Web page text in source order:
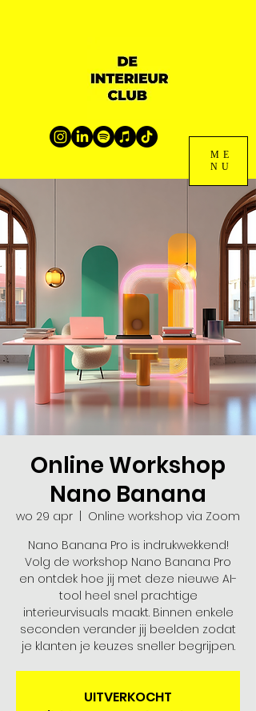
ME
NU
Online Workshop
Nano Banana
wo 29 apr
Online workshop via Zoom
Nano Banana Pro is indrukwekkend!
Volg de workshop Nano Banana Pro
en ontdek hoe jij met deze nieuwe AI-
tool heel snel prachtige
interieurvisuals maakt. Binnen enkele
seconden verander jij beelden zodat
je klanten je keuzes sneller begrijpen.
UITVERKOCHT